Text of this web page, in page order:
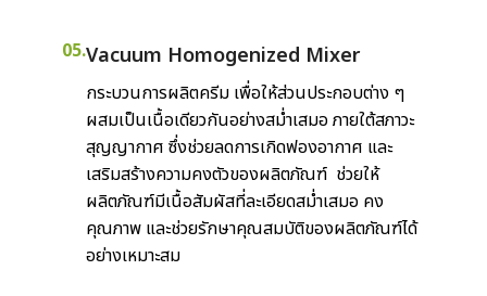
05.Vacuum Homogenized Mixer
กระบวนการผลิตครีม เพื่อให้ส่วนประกอบต่าง ๆ
ผสมเป็นเนื้อเดียวกันอย่างสม่ำเสมอ ภายใต้สภาวะ
สุญญากาศ ซึ่งช่วยลดการเกิดฟองอากาศ และ
เสริมสร้างความคงตัวของผลิตภัณฑ์ ช่วยให้
ผลิตภัณฑ์มีเนื้อสัมผัสที่ละเอียดสม่ำเสมอ คง
คุณภาพ และช่วยรักษาคุณสมบัติของผลิตภัณฑ์ได้
อย่างเหมาะสม